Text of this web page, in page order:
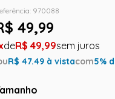
: 970088
49,99
R$ 49,99
R$47.49 à vistacom5%